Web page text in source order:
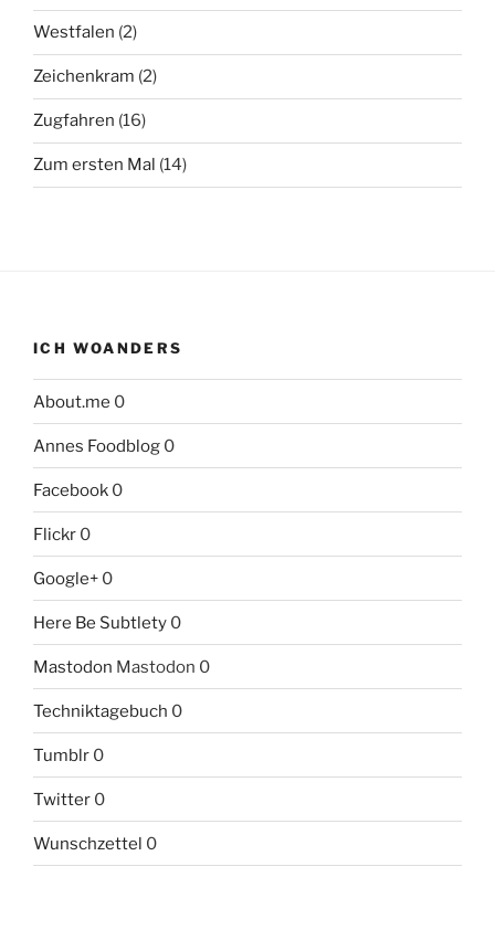
Westfalen (2)
Zeichenkram (2)
Zugfahren (16)
Zum ersten Mal (14)
ICH WOANDERS
About.me 0
Annes Foodblog 0
Facebook 0
Flickr 0
Google+ 0
Here Be Subtlety 0
Mastodon Mastodon 0
Techniktagebuch 0
Tumblr 0
Twitter 0
Wunschzettel 0